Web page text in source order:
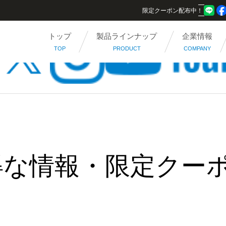
限定クーポン配布中！
トップ
TOP
製品ラインナップ
PRODUCT
企業情報
COMPANY
情報・限定クー